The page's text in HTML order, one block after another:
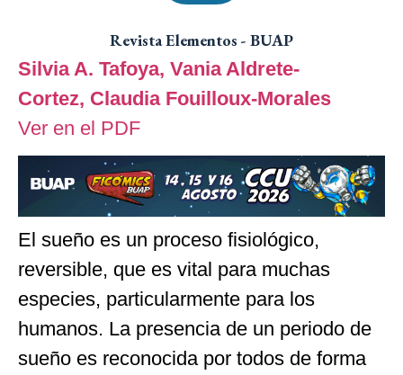
Revista Elementos - BUAP
Silvia A. Tafoya, Vania Aldrete-
Cortez, Claudia Fouilloux-Morales
Ver en el PDF
El sueño es un proceso fisiológico,
reversible, que es vital para muchas
especies, particularmente para los
humanos. La presencia de un periodo de
sueño es reconocida por todos de forma